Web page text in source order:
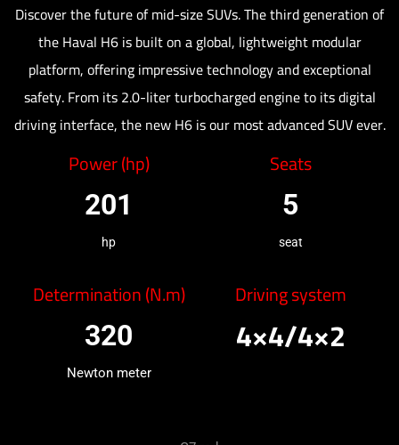
Discover the future of mid-size SUVs. The third generation of
the Haval H6 is built on a global, lightweight modular
platform, offering impressive technology and exceptional
safety. From its 2.0-liter turbocharged engine to its digital
driving interface, the new H6 is our most advanced SUV ever.
Power (hp)
201
hp
Seats
5
seat
Determination (N.m)
320
Newton meter
Driving system
4×4/4×2